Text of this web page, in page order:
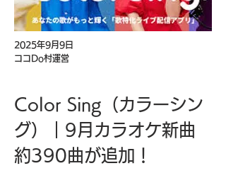
2025年9月9日
ココDo村運営
Color Sing（カラーシン
グ）｜9月カラオケ新曲
約390曲が追加！